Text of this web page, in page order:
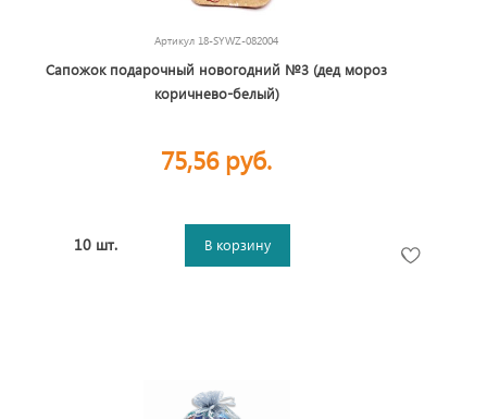
Артикул 18-SYWZ-082004
Сапожок подарочный новогодний №3 (дед мороз
коричнево-белый)
75,56 руб.
10 шт. В корзину